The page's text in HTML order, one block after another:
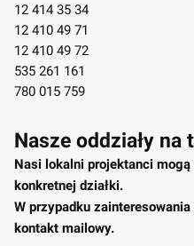
12 414 35 34
12 410 49 71
12 410 49 72
535 261 161
780 015 759
Nasze oddziały na
Nasi lokalni projektanci
konkretnej działki.
W przypadku
kontakt mailowy.